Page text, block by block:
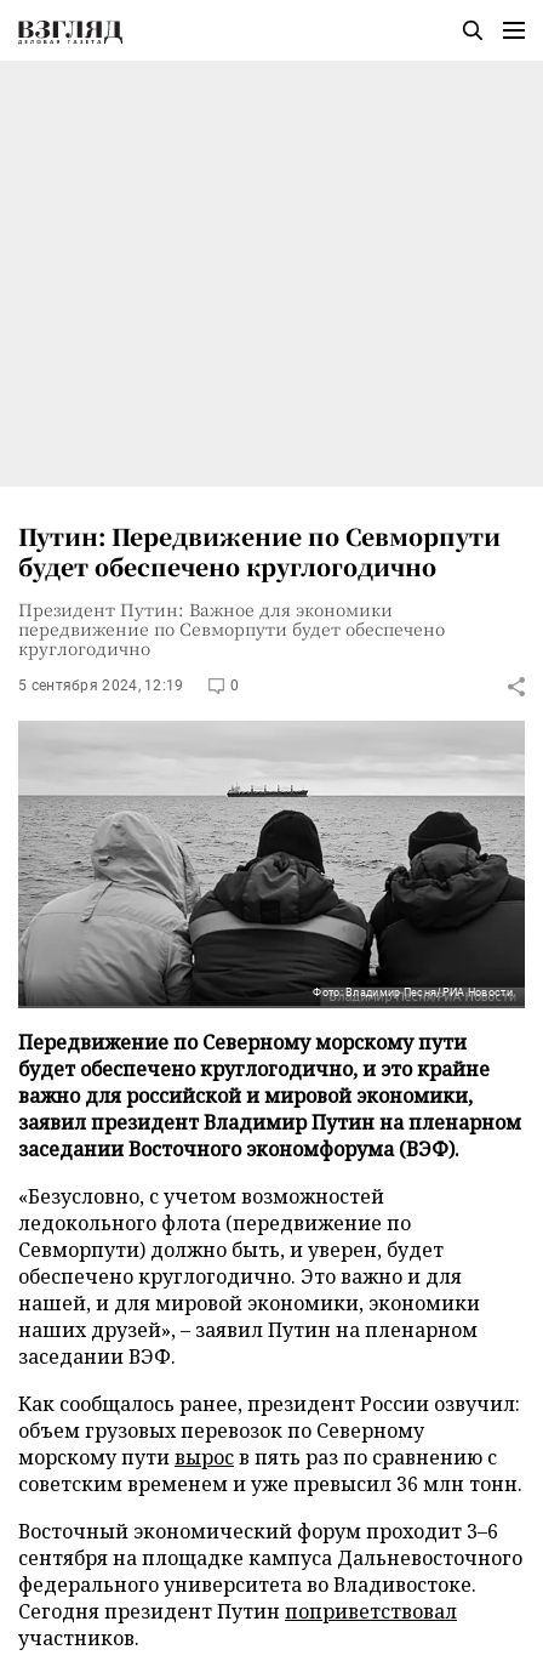
Путин: Передвижение по Севморпути
будет обеспечено круглогодично
Президент Путин: Важное для экономики
передвижение по Севморпути будет обеспечено
круглогодично
5 сентября 2024, 12:19 0
Фото: Владимир Песня/РИА Новости
Передвижение по Северному морскому пути
будет обеспечено круглогодично, и это крайне
важно для российской и мировой экономики,
заявил президент Владимир Путин на пленарном
заседании Восточного экономфорума (ВЭФ).
«Безусловно, с учетом возможностей
ледокольного флота (передвижение по
Севморпути) должно быть, и уверен, будет
обеспечено круглогодично. Это важно и для
нашей, и для мировой экономики, экономики
наших друзей», – заявил Путин на пленарном
заседании ВЭФ.
Как сообщалось ранее, президент России озвучил:
объем грузовых перевозок по Северному
морскому путивыросв пять раз по сравнению с
советским временем и уже превысил 36 млн тонн.
Восточный экономический форум проходит 3–6
сентября на площадке кампуса Дальневосточного
федерального университета во Владивостоке.
Сегодня президент Путин поприветствовал
участников.